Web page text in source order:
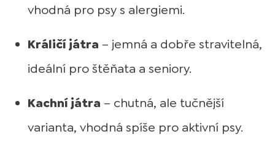
vhodná pro psy s alergiemi.
Králičí játra – jemná a dobře stravitelná,
ideální pro štěňata a seniory.
Kachní játra – chutná, ale tučnější
varianta, vhodná spíše pro aktivní psy.